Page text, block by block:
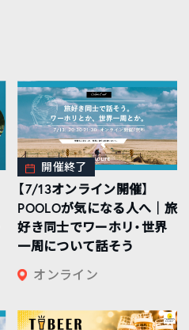
開催終了
【7/13オンライン開催】
POOLOが気になる人へ｜旅
好き同士でワーホリ・世界
一周について話そう
オンライン